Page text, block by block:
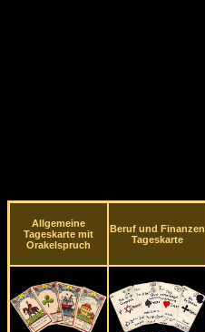
Allgemeine
Tageskarte mit
Orakelspruch
Beruf und Finanzen
Tageskarte